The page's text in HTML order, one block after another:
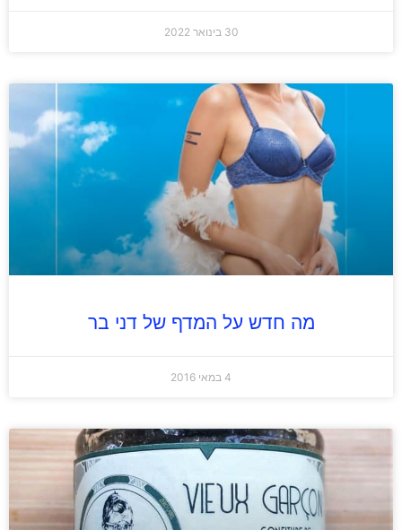
30 בינואר 2022
מה חדש על המדף של דני בר
4 במאי 2016